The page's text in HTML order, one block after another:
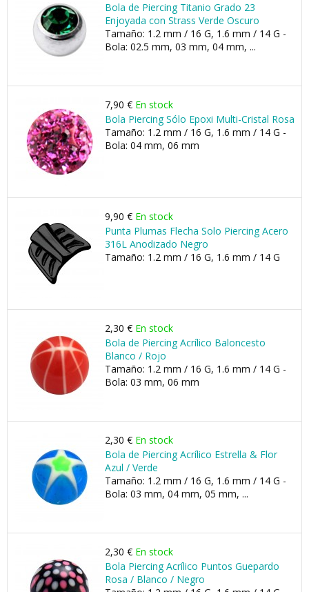
Bola de Piercing Titanio Grado 23
Enjoyada con Strass Verde Oscuro
Tamaño: 1.2 mm / 16 G, 1.6 mm / 14 G -
Bola: 02.5 mm, 03 mm, 04 mm, ...
7,90 € En stock
Bola Piercing Sólo Epoxi Multi-Cristal Rosa
Tamaño: 1.2 mm / 16 G, 1.6 mm / 14 G -
Bola: 04 mm, 06 mm
9,90 € En stock
Punta Plumas Flecha Solo Piercing Acero
316L Anodizado Negro
Tamaño: 1.2 mm / 16 G, 1.6 mm / 14 G
2,30 € En stock
Bola de Piercing Acrílico Baloncesto
Blanco / Rojo
Tamaño: 1.2 mm / 16 G, 1.6 mm / 14 G -
Bola: 03 mm, 06 mm
2,30 € En stock
Bola de Piercing Acrílico Estrella & Flor
Azul / Verde
Tamaño: 1.2 mm / 16 G, 1.6 mm / 14 G -
Bola: 03 mm, 04 mm, 05 mm, ...
2,30 € En stock
Bola Piercing Acrílico Puntos Guepardo
Rosa / Blanco / Negro